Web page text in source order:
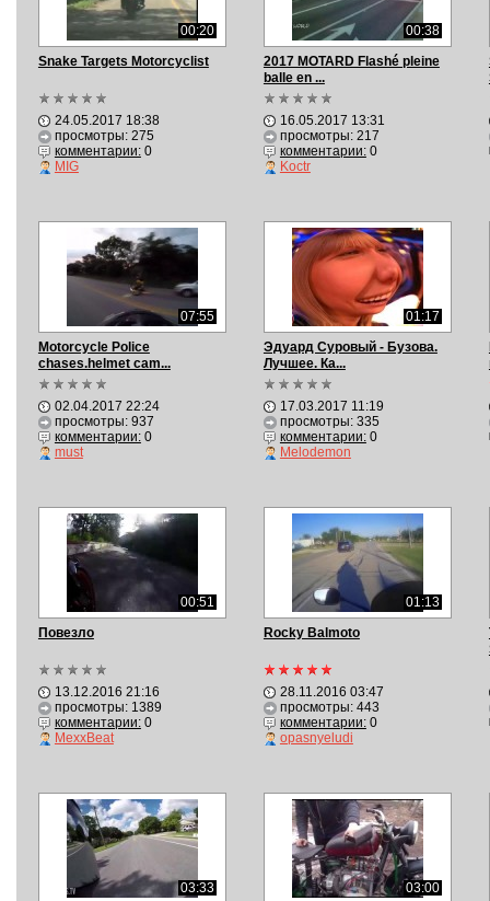
00:20
Snake Targets Motorcyclist
24.05.2017 18:38
просмотры: 275
комментарии:0
МIG
00:38
2017 MOTARD Flashé pleine
balle en ...
16.05.2017 13:31
просмотры: 217
комментарии:0
Koctr
07:55
Motorcycle Police
chases.helmet cam...
02.04.2017 22:24
просмотры: 937
комментарии:0
must
01:17
Эдуард Суровый - Бузова.
Лучшее. Ка...
17.03.2017 11:19
просмотры: 335
комментарии:0
Melodemon
00:51
Повезло
13.12.2016 21:16
просмотры: 1389
комментарии:0
MexxBeat
01:13
Rocky Balmoto
28.11.2016 03:47
просмотры: 443
комментарии:0
opasnyeludi
03:33
03:00